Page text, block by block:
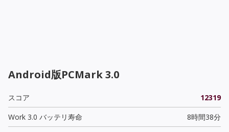
Android版PCMark 3.0
スコア
12319
Work 3.0 バッテリ寿命
8時間38分